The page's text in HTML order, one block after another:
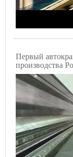
Первый
производства